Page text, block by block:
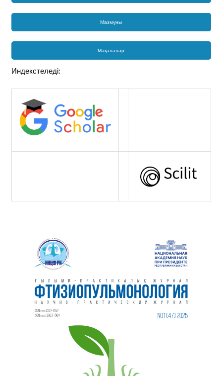
Мазмұны
Мақалалар
Индекстеледі: